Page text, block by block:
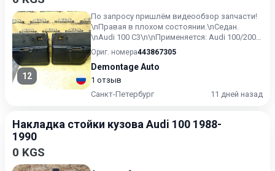
12
По запросу пришлём видеообзор запчасти!
\nПравая в плохом состоянии.\nСедан.
\nAudi 100 C3\n\nПрименяется: Audi 100/200
[44] 1983-1991\n\nУ...
Ориг. номера443867305
Demontage Auto
1 отзыв
Санкт-Петербург
11 дней назад
Накладка стойки кузова Audi 100 1988-
1990
0 KGS